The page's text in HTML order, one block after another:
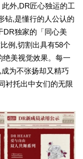
外,DR匠心独运的工
钻,是懂行的人公认的
独家的「同心美
例,切割出具有58个
绝美视觉效果。每一
为不张扬却又精巧
衬托出中女们的无限